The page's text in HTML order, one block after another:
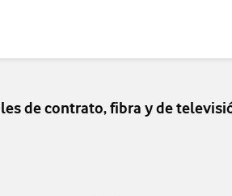
de contrato, fibra y de